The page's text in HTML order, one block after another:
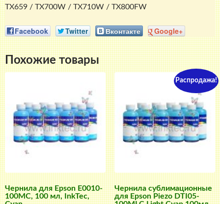
TX659 / TX700W / TX710W / TX800FW
Facebook Twitter Вконтакте Google+
Похожие товары
Чернила для Epson E0010-
100MC, 100 мл, InkTec,
Распродажа!
Чернила сублимационные
для Epson Piezo DTI05-